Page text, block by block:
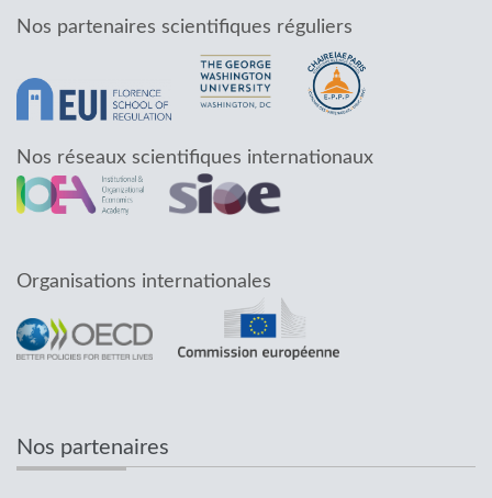
Nos partenaires scientifiques réguliers
Nos réseaux scientifiques internationaux
Organisations internationales
Nos partenaires